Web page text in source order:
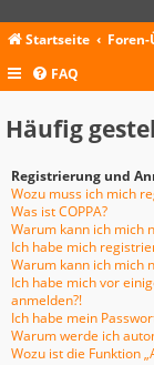
Startseite
FAQ
Häufig
Registrierung und
Wozu muss ich mich
Was ist COPPA?
Warum kann ich mich
Ich habe mich
Warum kann ich mich
Ich habe mich vor
anmelden?!
Ich habe mein
Warum werde ich
Wozu ist die Funktion